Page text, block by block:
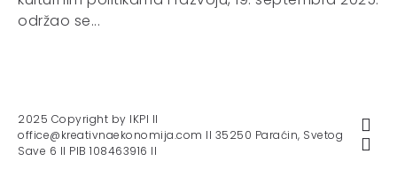
održao se...
2025 Copyright by IKPI II
office@kreativnaekonomija.com II 35250 Paraćin, Svetog
Save 6 II PIB 108463916 II